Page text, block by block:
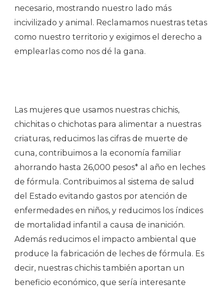
necesario, mostrando nuestro lado más
incivilizado y animal. Reclamamos nuestras tetas
como nuestro territorio y exigimos el derecho a
emplearlas como nos dé la gana.
Las mujeres que usamos nuestras chichis,
chichitas o chichotas para alimentar a nuestras
criaturas, reducimos las cifras de muerte de
cuna, contribuimos a la economía familiar
ahorrando hasta 26,000 pesos* al año en leches
de fórmula. Contribuimos al sistema de salud
del Estado evitando gastos por atención de
enfermedades en niños, y reducimos los índices
de mortalidad infantil a causa de inanición.
Además reducimos el impacto ambiental que
produce la fabricación de leches de fórmula. Es
decir, nuestras chichis también aportan un
beneficio económico, que sería interesante